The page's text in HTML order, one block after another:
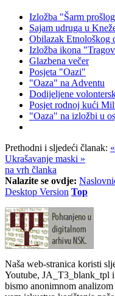
Izložba "Šarm
Sajam udruga u
Obilazak Etnološkog
Izložba ikona
Glazbena večer
Posjeta "Oazi"
"Oaza" na Adventu
Dodijeljene
Posjet rodnoj kući
"Oaza" na izložbi u
Prethodni i sljedeći članak:
Ukrašavanje maski »
na vrh članka
Nalazite se ovdje:
Desktop Version Top
Naša web-stranica koristi
Youtube, JA_T3_blank_tpl
bismo anonimnom